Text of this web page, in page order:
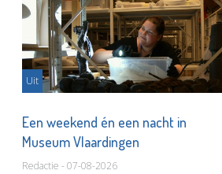
Uit
Een weekend én een nacht in
Museum Vlaardingen
Redactie - 07-08-2026